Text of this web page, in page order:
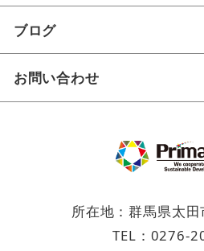
ブログ
お問い合わせ
所在地：群馬県太
TEL： 0276-